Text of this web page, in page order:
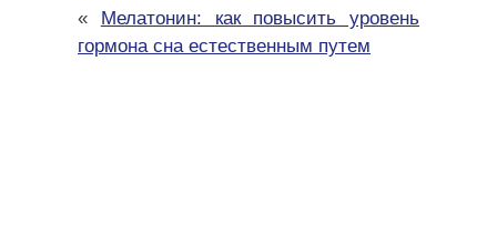
« Мелатонин: как повысить уровень
гормона сна естественным путем